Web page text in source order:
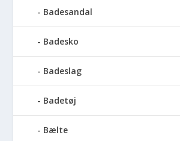
Badesandal
Badesko
Badeslag
Badetøj
Bælte